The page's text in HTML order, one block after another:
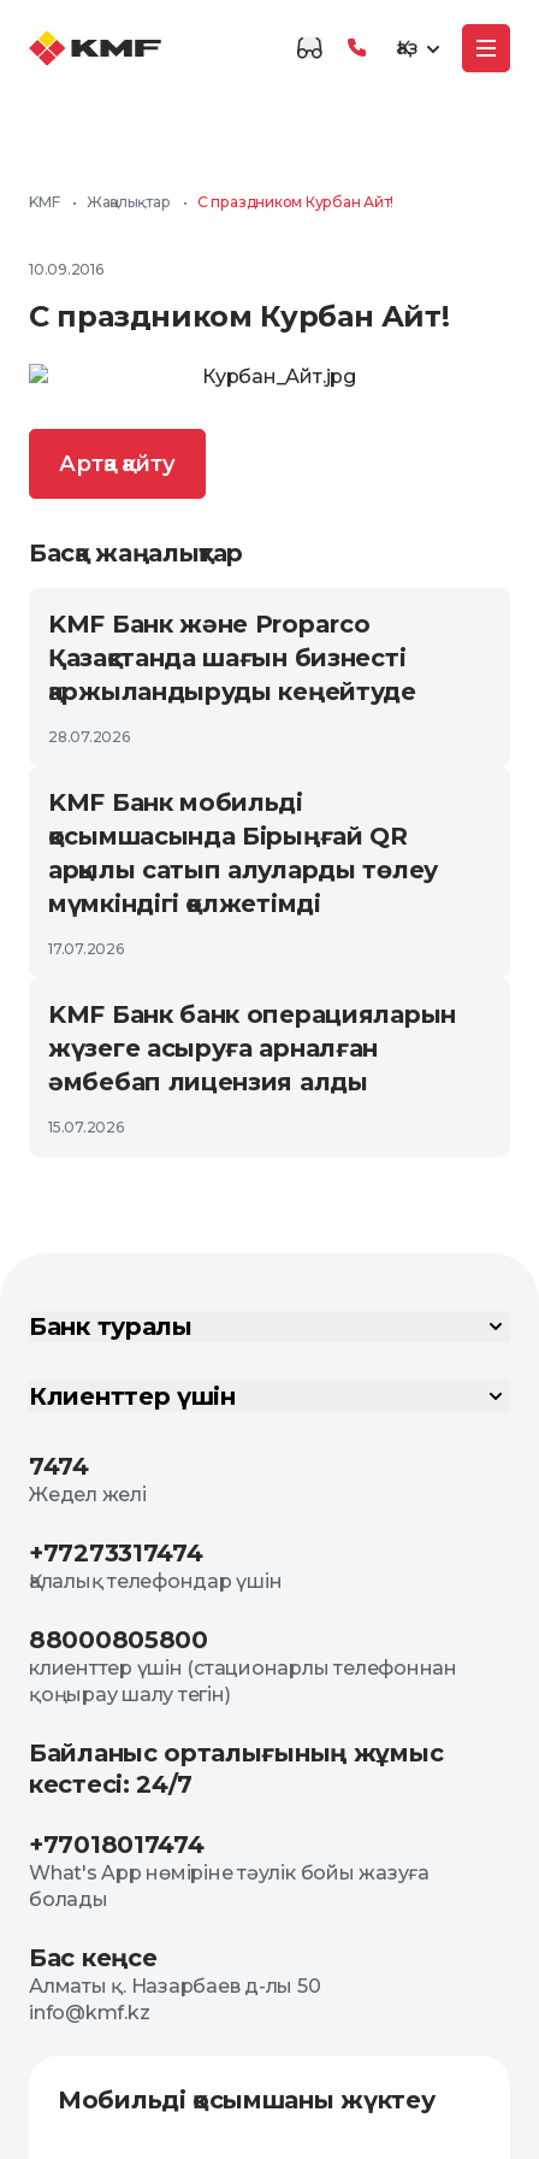
Қаз
KMF • Жаңалықтар • С праздником Курбан Айт!
10.09.2016
С праздником Курбан Айт!
Артқа қайту
Басқа жаңалықтар
KMF Банк және Proparco
Қазақстанда шағын бизнесті
қаржыландыруды кеңейтуде
28.07.2026
KMF Банк мобильді
қосымшасында Бірыңғай QR
арқылы сатып алуларды төлеу
мүмкіндігі қолжетімді
17.07.2026
KMF Банк банк операцияларын
жүзеге асыруға арналған
әмбебап лицензия алды
15.07.2026
Банк туралы
Клиенттер үшін
7474
Жедел желі
+77273317474
Қалалық телефондар үшін
88000805800
клиенттер үшін (стационарлы телефоннан
қоңырау шалу тегін)
Байланыс орталығының жұмыс
кестесі: 24/7
+77018017474
What's App нөміріне тәулік бойы жазуға
болады
Бас кеңсе
Алматы қ. Назарбаев д-лы 50
info@kmf.kz
Мобильді қосымшаны жүктеу